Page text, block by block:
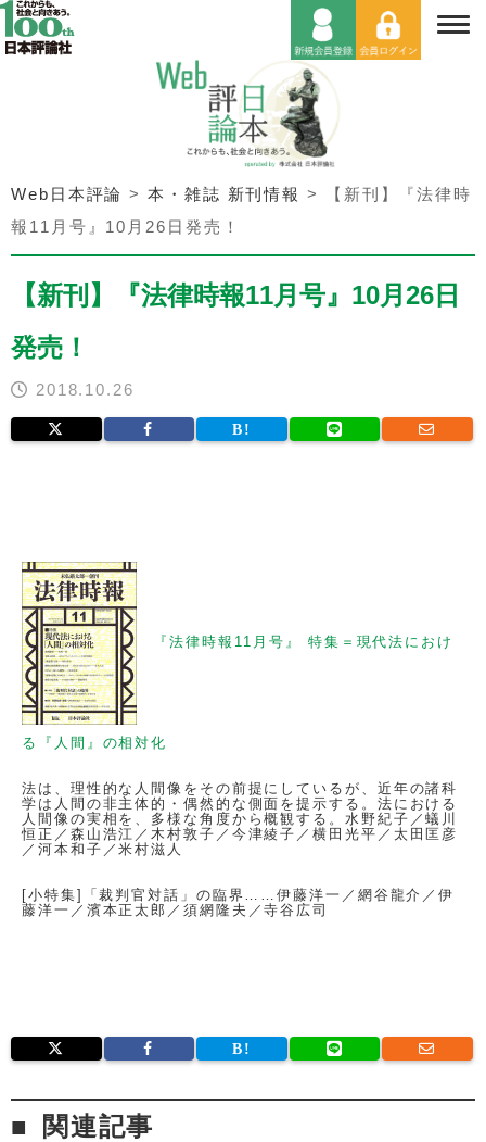
Web日本評論 >本・雑誌 新刊情報 >
【新刊】『法律時
報11月号』10月26日発売！
【新刊】『法律時報11月号』10月26日
発売！
2018.10.26
『法律時報11月号』 特集＝現代法におけ
る『人間』の相対化
法は、理性的な人間像をその前提にしているが、近年の諸科
学は人間の非主体的・偶然的な側面を提示する。法における
人間像の実相を、多様な角度から概観する。水野紀子／蟻川
恒正／森山浩江／木村敦子／今津綾子／横田光平／太田匡彦
／河本和子／米村滋人
[小特集]「裁判官対話」の臨界……伊藤洋一／網谷龍介／伊
藤洋一／濱本正太郎／須網隆夫／寺谷広司
関連記事